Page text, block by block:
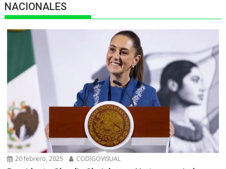
NACIONALES
20 febrero, 2025 CODIGOVISUAL